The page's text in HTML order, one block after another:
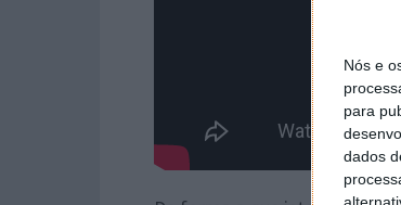
Nós e
para
dados